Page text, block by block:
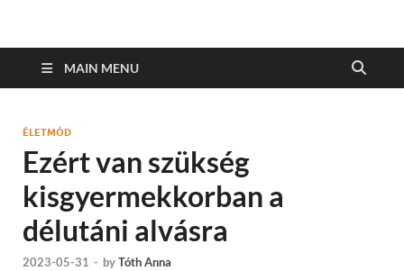
MAIN MENU
ÉLETMÓD
Ezért van szükség
kisgyermekkorban a
délutáni alvásra
2023-05-31 - byTóth Anna